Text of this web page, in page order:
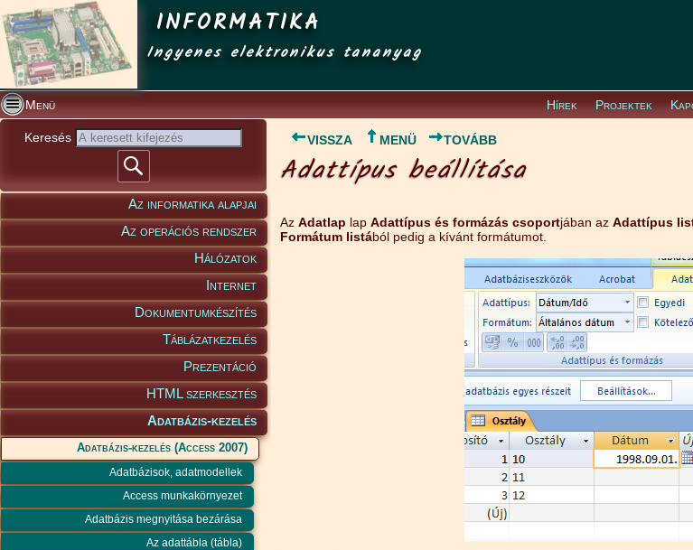
INFORMATIKA
Ingyenes elektronikus tananyag
Menü Hírek Projektek
Keresés
Az informatika alapjai
Az operációs rendszer
Hálózatok
Internet
Dokumentumkészítés
Táblázatkezelés
Prezentáció
HTML szerkesztés
Adatbázis-kezelés
Adatbázis-kezelés (Access 2007)
Adatbázisok, adatmodellek
Access munkakörnyezet
Adatbázis megnyitása bezárása
Az adattábla (tábla)
VISSZA MENÜ TOVÁBB
Adattípus beállítása
Az Adatlap lap Adattípus és formázás csoportjában az Adattípus
Formátum listából pedig a kívánt formátumot.